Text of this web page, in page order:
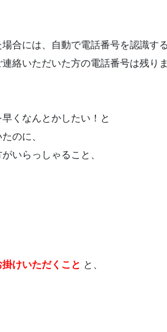
合には、自動で電話番号を認識す
絡いただいた方の電話番号は残りま
くなんとかしたい！と
のに、
いらっしゃること、
けいただくこと と、